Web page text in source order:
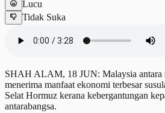
Lucu
Tidak Suka
SHAH ALAM, 18 JUN: Malaysia antara
menerima manfaat ekonomi terbesar
Selat Hormuz kerana kebergantungan
antarabangsa.